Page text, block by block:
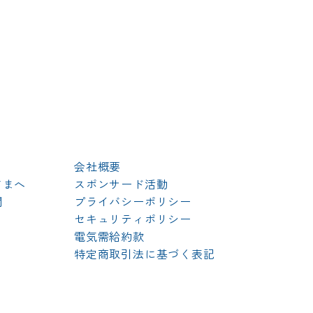
へ
会社概要
スポンサード活動
プライバシーポリシー
セキュリティポリシー
電気需給約款
特定商取引法に基づく表記